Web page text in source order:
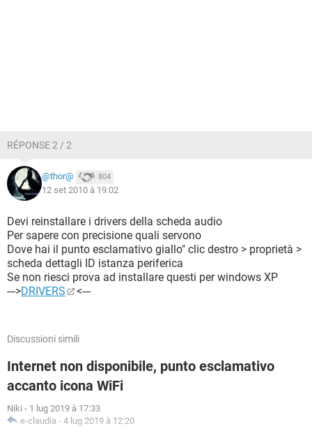
RÉPONSE 2 / 2
@thor@ 804
12 set 2010 à 19:02
Devi reinstallare i drivers della scheda audio
Per sapere con precisione quali servono
Dove hai il punto esclamativo giallo" clic destro > proprietà >
scheda dettagli ID istanza periferica
Se non riesci prova ad installare questi per windows XP
--->DRIVERS <---
Discussioni simili
Internet non disponibile, punto esclamativo
accanto icona WiFi
Niki - 1 lug 2019 à 17:33
e-claudia - 4 lug 2019 à 12:20